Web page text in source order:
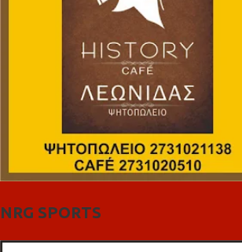
NRG SPORTS